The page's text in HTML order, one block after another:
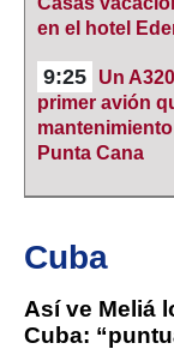
en el hotel
9:25
Un
primer avión
Punta Cana
Cuba
Así ve Meliá
Cuba: